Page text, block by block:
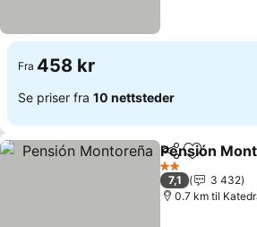
Fra 458 kr
Se priser fra 10 nettsteder
Del Legg til i
Pensión
2 Stjerner
7,1
3 432
0.7 km til